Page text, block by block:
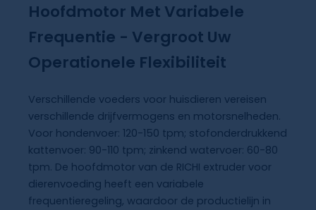
Hoofdmotor Met Variabele
Frequentie - Vergroot Uw
Operationele Flexibiliteit
Verschillende voeders voor huisdieren vereisen
verschillende drijfvermogens en motorsnelheden.
Voor hondenvoer: 120-150 tpm; stofonderdrukkend
kattenvoer: 90-110 tpm; zinkend watervoer: 60-80
tpm. De hoofdmotor van de RICHI extruder voor
dierenvoeding heeft een variabele
frequentieregeling, waardoor de productielijn in